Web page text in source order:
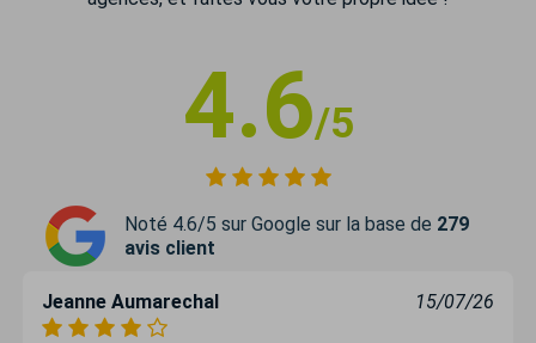
4.6/5
Noté 4.6/5 sur Google sur la base de 279
avis client
Jeanne Aumarechal 15/07/26